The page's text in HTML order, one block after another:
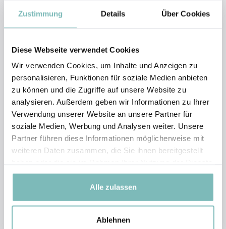
Zustimmung Details Über Cookies
Diese Webseite verwendet Cookies
Wir verwenden Cookies, um Inhalte und Anzeigen zu
personalisieren, Funktionen für soziale Medien anbieten
zu können und die Zugriffe auf unsere Website zu
analysieren. Außerdem geben wir Informationen zu Ihrer
Verwendung unserer Website an unsere Partner für
soziale Medien, Werbung und Analysen weiter. Unsere
Partner führen diese Informationen möglicherweise mit
weiteren Daten zusammen, die Sie ihnen bereitgestellt
gesammelt haben.
Alle zulassen
Ablehnen
Lippen